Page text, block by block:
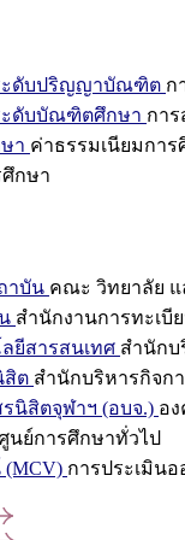
ะดับปริญญาบัณฑิต ก
ะดับบัณฑิตศึกษา กา
า ค่าธรรมเนียมการ
กษา
าบัน คณะ วิทยาลัย
สำนักงานการทะเบี
ยีสารสนเทศ สำนักบ
สิต สำนักบริหารกิจก
นิสิตจุฬาฯ (อบจ.) อ
นย์การศึกษาทั่วไป
การประเมิน